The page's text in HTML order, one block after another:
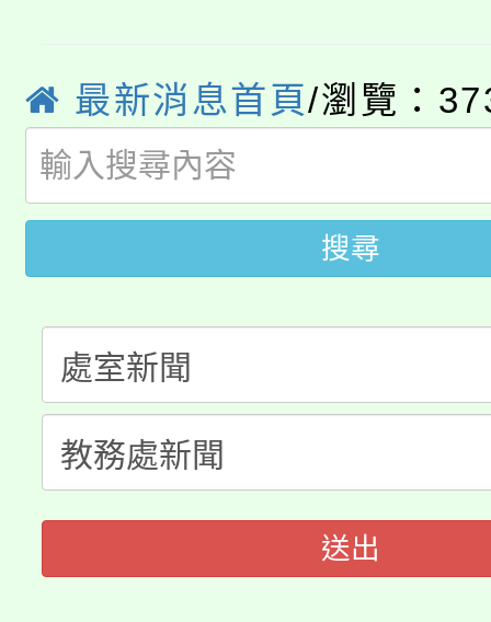
系所師生報名參加。
學籍身 分審查程序及
版
淨零綠領人才培育課程
公告本校115學年度第
代理(課)教師甄選結果(
「2026金融保險知識
車」活動
桃園市115學年度學生
生本土語及新住民語歌
公告本校115學年度第
代理(課)教師甄選結果(
公告本校115學年度第
代理(課)教師甄選結果(
轉知中國文化大學推廣
《TA101》溝通分析基
程，歡迎學生輔導中心
最新消息首頁/瀏覽：
搜尋
送出